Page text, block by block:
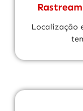
Localização